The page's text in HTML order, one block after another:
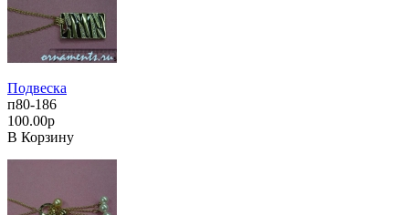
Подвеска
п80-186
100.00р
В Корзину